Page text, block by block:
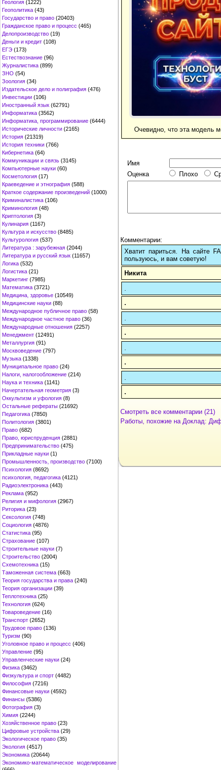
Геология (1222)
Геополитика (43)
Государство и право (20403)
Гражданское право и процесс (465)
Делопроизводство (19)
Деньги и кредит (108)
ЕГЭ (173)
Естествознание (96)
Журналистика (899)
ЗНО (54)
Зоология (34)
Издательское дело и полиграфия (476)
Инвестиции (106)
Иностранный язык (62791)
Информатика (3562)
Информатика, программирование (6444)
Исторические личности (2165)
История (21319)
История техники (766)
Кибернетика (64)
Коммуникации и связь (3145)
Компьютерные науки (60)
Косметология (17)
Краеведение и этнография (588)
Краткое содержание произведений (1000)
Криминалистика (106)
Криминология (48)
Криптология (3)
Кулинария (1167)
Культура и искусство (8485)
Культурология (537)
Литература : зарубежная (2044)
Литература и русский язык (11657)
Логика (532)
Логистика (21)
Маркетинг (7985)
Математика (3721)
Медицина, здоровье (10549)
Медицинские науки (88)
Международное публичное право (58)
Международное частное право (36)
Международные отношения (2257)
Менеджмент (12491)
Металлургия (91)
Москвоведение (797)
Музыка (1338)
Муниципальное право (24)
Налоги, налогообложение (214)
Наука и техника (1141)
Начертательная геометрия (3)
Оккультизм и уфология (8)
Остальные рефераты (21692)
Педагогика (7850)
Политология (3801)
Право (682)
Право, юриспруденция (2881)
Предпринимательство (475)
Прикладные науки (1)
Промышленность, производство (7100)
Психология (8692)
психология, педагогика (4121)
Радиоэлектроника (443)
Реклама (952)
Религия и мифология (2967)
Риторика (23)
Сексология (748)
Социология (4876)
Статистика (95)
Страхование (107)
Строительные науки (7)
Строительство (2004)
Схемотехника (15)
Таможенная система (663)
Теория государства и права (240)
Теория организации (39)
Теплотехника (25)
Технология (624)
Товароведение (16)
Транспорт (2652)
Трудовое право (136)
Туризм (90)
Уголовное право и процесс (406)
Управление (95)
Управленческие науки (24)
Физика (3462)
Физкультура и спорт (4482)
Философия (7216)
Финансовые науки (4592)
Финансы (5386)
Фотография (3)
Химия (2244)
Хозяйственное право (23)
Цифровые устройства (29)
Экологическое право (35)
Экология (4517)
Экономика (20644)
Экономико-математическое моделирование
Очевидно, что эта модель
Имя
Оценка
Плохо
Комментарии:
Хватит париться. На сайте
пользуюсь, и вам советую!
Никита
.
.
.
.
Смотреть все комментарии (21)
Работы, похожие на Доклад: